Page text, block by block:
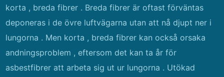
korta , breda fibrer . Breda fibrer är oftast förväntas
deponeras i de övre luftvägarna utan att nå djupt ner i
lungorna . Men korta , breda fibrer kan också orsaka
andningsproblem , eftersom det kan ta år för
asbestfibrer att arbeta sig ut ur lungorna . Utökad